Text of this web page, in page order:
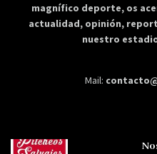
magnífico deporte, os
actualidad, opinión,
nuestro
Mail: